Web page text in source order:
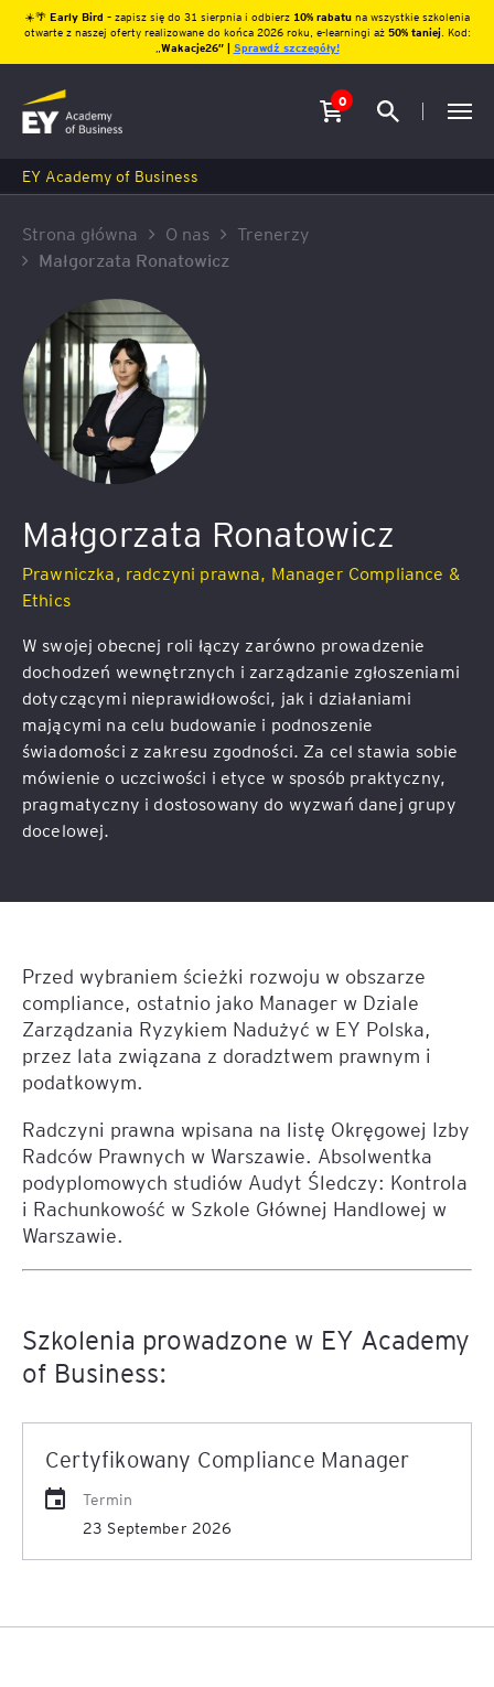
☀️🌴 Early Bird – zapisz się do 31 sierpnia i odbierz10% rabatu na wszystkie szkolenia
otwarte z naszej oferty realizowane do końca 2026 roku, e-learningi aż 50% taniej. Kod:
Wakacje26″ | Sprawdź szczegóły!
0
EY Academy of Business
Strona główna O nas
Trenerzy
Małgorzata Ronatowicz
Małgorzata Ronatowicz
Prawniczka, radczyni prawna, Manager Compliance &
Ethics
W swojej obecnej roli łączy zarówno prowadzenie
dochodzeń wewnętrznych i zarządzanie zgłoszeniami
dotyczącymi nieprawidłowości, jak i działaniami
mającymi na celu budowanie i podnoszenie
świadomości z zakresu zgodności. Za cel stawia sobie
mówienie o uczciwości i etyce w sposób praktyczny,
pragmatyczny i dostosowany do wyzwań danej grupy
docelowej.
Przed wybraniem ścieżki rozwoju w obszarze
compliance, ostatnio jako Manager w Dziale
Zarządzania Ryzykiem Nadużyć w EY Polska,
przez lata związana z doradztwem prawnym i
podatkowym.
Radczyni prawna wpisana na listę Okręgowej Izby
Radców Prawnych w Warszawie. Absolwentka
podyplomowych studiów Audyt Śledczy: Kontrola
i Rachunkowość w Szkole Głównej Handlowej w
Warszawie.
Szkolenia prowadzone w EY Academy
of Business:
Certyfikowany Compliance Manager
Termin
23 September 2026